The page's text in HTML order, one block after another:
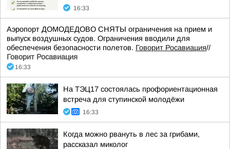
16:33
Аэропорт ДОМОДЕДОВО СНЯТЫ ограничения на прием и
выпуск воздушных судов. Ограничения вводили для
обеспечения безопасности полетов. Говорит Росавиация//
Говорит Росавиация
16:33
На ТЭЦ17 состоялась профориентационная
встреча для ступинской молодёжи
16:33
Когда можно рвануть в лес за грибами,
рассказал миколог